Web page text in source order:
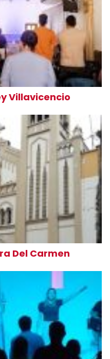
Villavicencio
Del Carmen